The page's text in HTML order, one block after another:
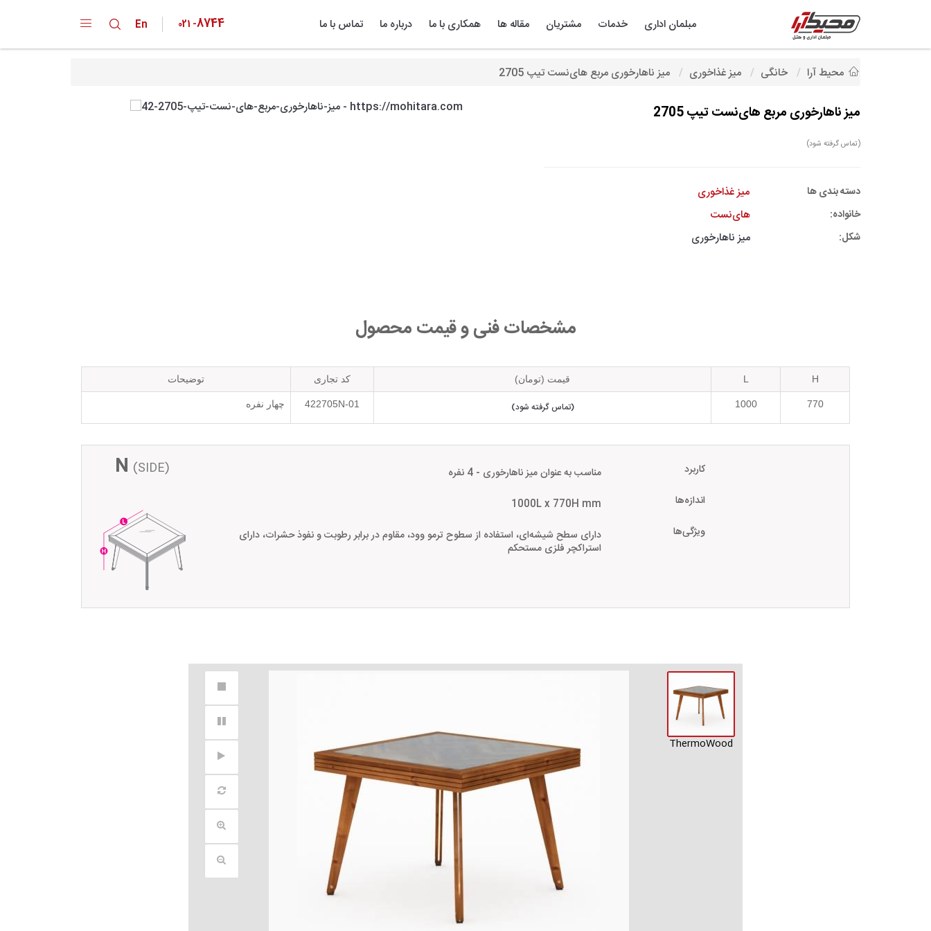
مبلمان اداری خدمات مشتریان مقاله ها همکاری با ما درباره ما تماس با ما En 021 -8744
کارخانه
محیط آرا خانگی میز غذاخوری میز ناهارخوری مربع های‌نست تیپ 2705
میز ناهارخوری مربع های‌نست تیپ 2705
(تماس گرفته شود)
دسته بندی ها میز غذاخوری
خانواده: های‌نست
شکل: میز ناهارخوری
مشخصات فنی و قیمت محصول
H
L قیمت (تومان) کد تجاری توضیحات
770
1000 (تماس گرفته شود) 422705N-01 چهار نفره
N (SIDE) کاربرد
مناسب به عنوان میز ناهارخوری - 4 نفره
اندازه‌ها
1000L x 770H mm
ویژگی‌ها
دارای سطح شیشه‌ای، استفاده از سطوح ترمو وود، مقاوم در برابر رطوبت و نفوذ حشرات، دارای
استراکچر فلزی مستحکم
ThermoWood